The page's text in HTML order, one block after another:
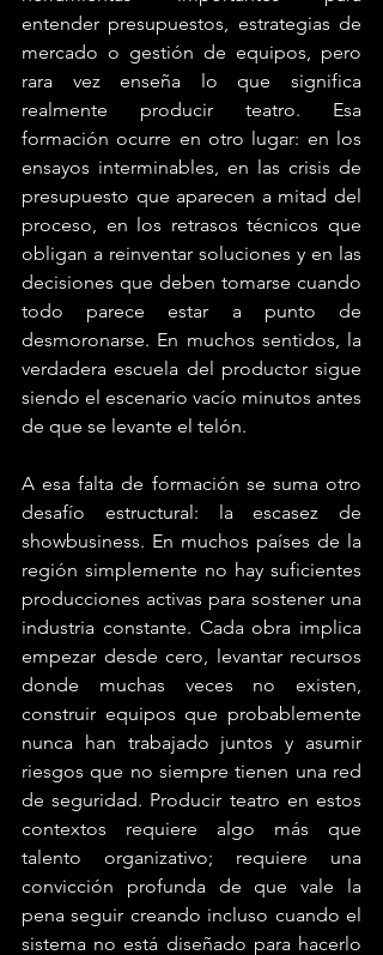
entender presupuestos, estrategias de
mercado o gestión de equipos, pero
rara vez enseña lo que significa
realmente producir teatro. Esa
formación ocurre en otro lugar: en los
ensayos interminables, en las crisis de
presupuesto que aparecen a mitad del
proceso, en los retrasos técnicos que
obligan a reinventar soluciones y en las
decisiones que deben tomarse cuando
todo parece estar a punto de
desmoronarse. En muchos sentidos, la
verdadera escuela del productor sigue
siendo el escenario vacío minutos antes
de que se levante el telón.
A esa falta de formación se suma otro
desafío estructural: la escasez de
showbusiness. En muchos países de la
región simplemente no hay suficientes
producciones activas para sostener una
industria constante. Cada obra implica
empezar desde cero, levantar recursos
donde muchas veces no existen,
construir equipos que probablemente
nunca han trabajado juntos y asumir
riesgos que no siempre tienen una red
de seguridad. Producir teatro en estos
contextos requiere algo más que
talento organizativo; requiere una
convicción profunda de que vale la
pena seguir creando incluso cuando el
sistema no está diseñado para hacerlo